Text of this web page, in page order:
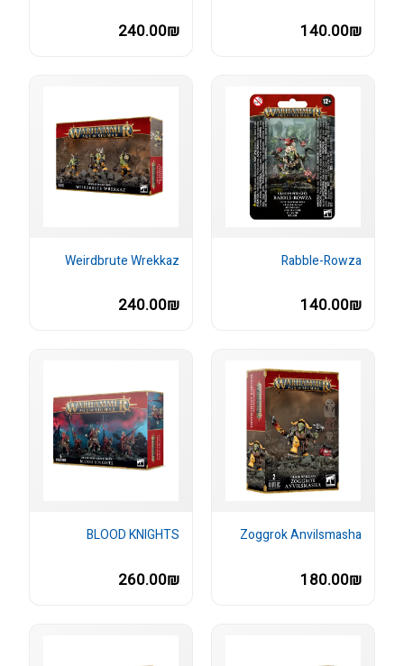
140.00₪
240.00₪
Rabble-Rowza
140.00₪
Weirdbrute Wrekkaz
240.00₪
Zoggrok Anvilsmasha
180.00₪
BLOOD KNIGHTS
260.00₪